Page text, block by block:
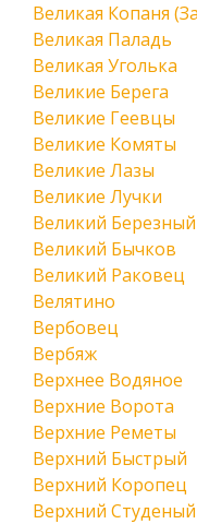
Великая Копаня
Великая Паладь
Великая Уголька
Великие Берега
Великие Геевцы
Великие Комяты
Великие Лазы
Великие Лучки
Великий Березный
Великий Бычков
Великий Раковец
Велятино
Вербовец
Вербяж
Верхнее Водяное
Верхние Ворота
Верхние Реметы
Верхний Быстрый
Верхний Коропец
Верхний Студеный